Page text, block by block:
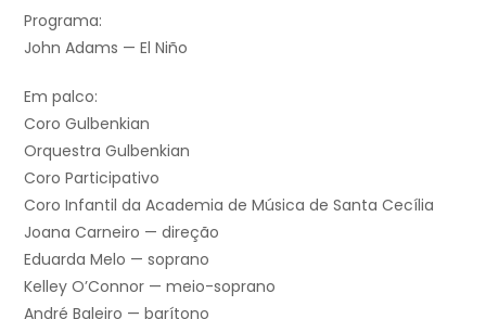
Programa:
John Adams — El Niño
Em palco:
Coro Gulbenkian
Orquestra Gulbenkian
Coro Participativo
Coro Infantil da Academia de Música de Santa Cecília
Joana Carneiro — direção
Eduarda Melo — soprano
Kelley O’Connor — meio-soprano
André Baleiro — barítono